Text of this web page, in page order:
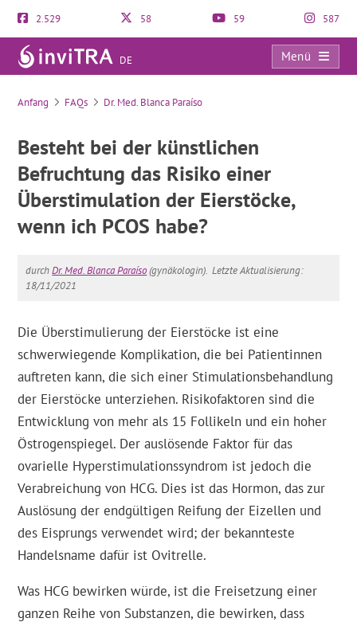
2.529 58 59 587
DE
Menü
FAQs
Anfang FAQs Dr. Med. Blanca Paraíso
Besteht bei der künstlichen
Befruchtung das Risiko einer
Überstimulation der Eierstöcke,
wenn ich PCOS habe?
durchDr. Med. Blanca Paraíso(gynäkologin). Letzte Aktualisierung:
18/11/2021
Die Überstimulierung der Eierstöcke ist eine
schwerwiegende Komplikation, die bei Patientinnen
auftreten kann, die sich einer Stimulationsbehandlung
der Eierstöcke unterziehen. Risikofaktoren sind die
Entwicklung von mehr als 15 Follikeln und ein hoher
Östrogenspiegel. Der auslösende Faktor für das
ovarielle Hyperstimulationssyndrom ist jedoch die
Verabreichung von HCG. Dies ist das Hormon, das zur
Auslösung der endgültigen Reifung der Eizellen und
des Eisprungs verwendet wird; der bekannteste
Handelsname dafür ist Ovitrelle.
Was HCG bewirken würde, ist die Freisetzung einer
ganzen Reihe von Substanzen, die bewirken, dass